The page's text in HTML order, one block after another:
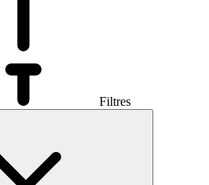
Filtres